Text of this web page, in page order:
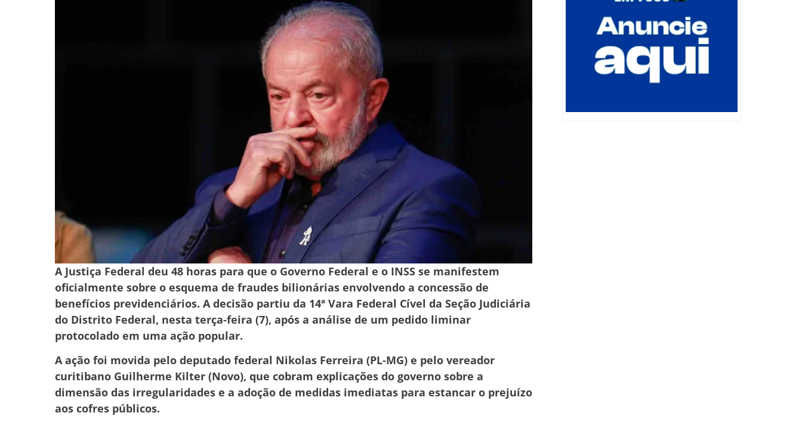
A Justiça Federal deu 48 horas para que o Governo Federal e o INSS se manifestem
oficialmente sobre o esquema de fraudes bilionárias envolvendo a concessão de
benefícios previdenciários. A decisão partiu da 14ª Vara Federal Cível da Seção Judiciária
do Distrito Federal, nesta terça-feira (7), após a análise de um pedido liminar
protocolado em uma ação popular.
A ação foi movida pelo deputado federal Nikolas Ferreira (PL-MG) e pelo vereador
curitibano Guilherme Kilter (Novo), que cobram explicações do governo sobre a
dimensão das irregularidades e a adoção de medidas imediatas para estancar o prejuízo
aos cofres públicos.